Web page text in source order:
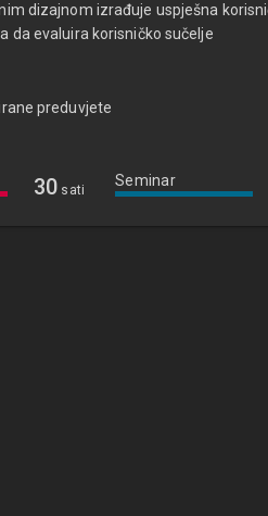
dizajnom izrađuje uspješna
da evaluira korisničko sučelje
preduvjete
30 sati
Seminar